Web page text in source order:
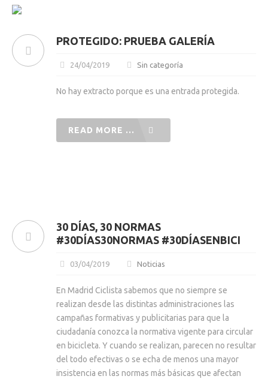
PROTEGIDO: PRUEBA GALERÍA
24/04/2019 Sin categoría
No hay extracto porque es una entrada protegida.
READ MORE ...
30 DÍAS, 30 NORMAS
#30DÍAS30NORMAS #30DÍASENBICI
03/04/2019 Noticias
En Madrid Ciclista sabemos que no siempre se
realizan desde las distintas administraciones las
campañas formativas y publicitarias para que la
ciudadanía conozca la normativa vigente para circular
en bicicleta. Y cuando se realizan, parecen no resultar
del todo efectivas o se echa de menos una mayor
insistencia en las normas más básicas que afectan